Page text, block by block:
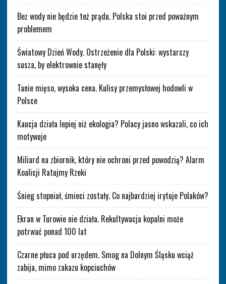
Bez wody nie będzie też prądu. Polska stoi przed poważnym
problemem
Światowy Dzień Wody. Ostrzeżenie dla Polski: wystarczy
susza, by elektrownie stanęły
Tanie mięso, wysoka cena. Kulisy przemysłowej hodowli w
Polsce
Kaucja działa lepiej niż ekologia? Polacy jasno wskazali, co ich
motywuje
Miliard na zbiornik, który nie ochroni przed powodzią? Alarm
Koalicji Ratujmy Rzeki
Śnieg stopniał, śmieci zostały. Co najbardziej irytuje Polaków?
Ekran w Turowie nie działa. Rekultywacja kopalni może
potrwać ponad 100 lat
Czarne płuca pod urzędem. Smog na Dolnym Śląsku wciąż
zabija, mimo zakazu kopciuchów